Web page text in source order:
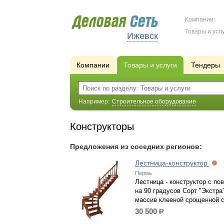
Ижевск
Компании:
Товары и
Компании Товары и услуги Тендеры
Например: Строительное оборудование
Конструкторы
Предложения из соседних регионов:
Лестница-конструктор
Пермь
Лестница - конструктор с
на 90 градусов Сорт
массив клееной срощенной
30 500 р.